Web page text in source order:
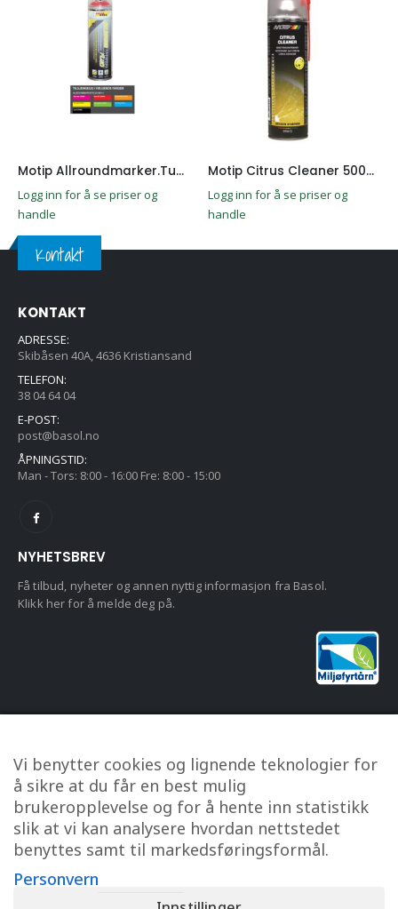
Motip Allroundmarker.Tunnel spray Gul Fluo 500ML
Logg inn for å se priser og
handle
Motip Citrus Cleaner 500ml
Logg inn for å se priser og
handle
Kontakt
KONTAKT
ADRESSE:
Skibåsen 40A, 4636 Kristiansand
TELEFON:
38 04 64 04
E-POST:
post@basol.no
ÅPNINGSTID:
Man - Tors: 8:00 - 16:00 Fre: 8:00 - 15:00
NYHETSBREV
Få tilbud, nyheter og annen nyttig informasjon fra Basol.
Klikk her for å melde deg på.
KUNDESERVICE
Om oss
Kontakt oss
Min konto
Personvern
Kjøpsbetingelser
Vi benytter cookies og lignende teknologier for
å sikre at du får en best mulig
brukeropplevelse og for å hente inn statistikk
slik at vi kan analysere hvordan nettstedet
benyttes samt til markedsføringsformål.
Personvern